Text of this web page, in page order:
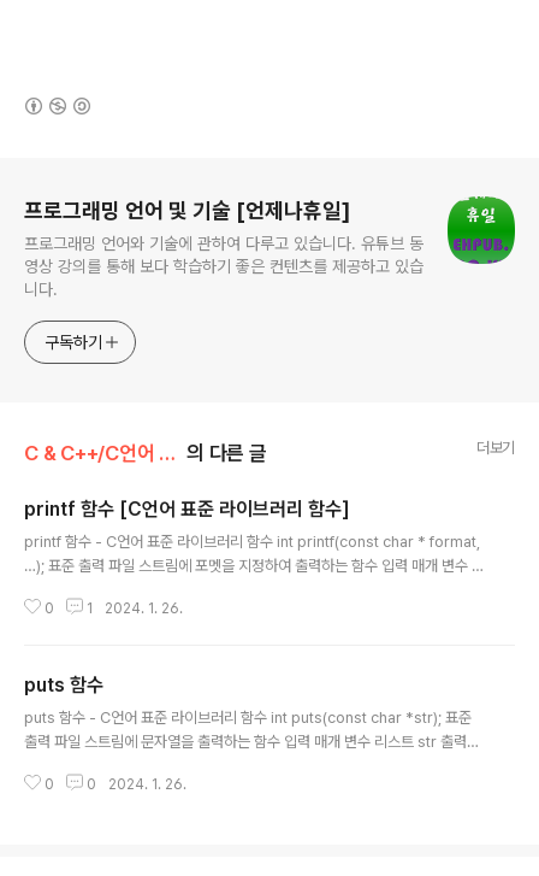
프로그래밍 언어 및 기술 [언제나휴일]
프로그래밍 언어와 기술에 관하여 다루고 있습니다. 유튜브 동
영상 강의를 통해 보다 학습하기 좋은 컨텐츠를 제공하고 있습
니다.
구독하기
C & C++/C언어 표준 라이브러리 함수 의 다른 글 더보기
printf 함수 [C언어 표준 라이브러리 함수]
printf 함수 - C언어 표준 라이브러리 함수 int printf(const char * format,
…); 표준 출력 파일 스트림에 포멧을 지정하여 출력하는 함수 입력 매개 변수 리
멧 지정 문자열에 % 문자는 변환 사양 문자로 옵션으로 flags와 길이 수정자가
수): diouxXaAeEfFgGp% 중에 1개 flag(선택): – + # 공백 . (선택) 길이 수
정자(선택):hh h l ll j z t 출력 포멧 d,i 는 int 형식 인자를 10진수로..
0 1 2024. 1. 26.
puts 함수
puts 함수 - C언어 표준 라이브러리 함수 int puts(const char *str); 표준
출력 파일 스트림에 문자열을 출력하는 함수 입력 매개 변수 리스트 str 출력할
입력 문자열 뒤에 개행 문자를 뒤에 추가하여 출력합니다. 사용 예 //C언어 표준
0 0 2024. 1. 26.